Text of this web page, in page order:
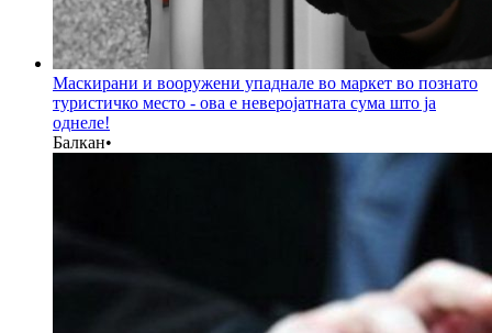
Маскирани и вооружени упаднале во маркет во познато
туристичко место - ова е неверојатната сума што ја
однеле!
Балкан•